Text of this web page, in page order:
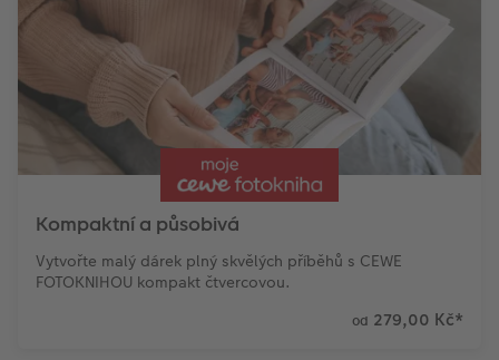
Kompaktní a působivá
Vytvořte malý dárek plný skvělých příběhů s CEWE
FOTOKNIHOU kompakt čtvercovou.
od 279,00 Kč*